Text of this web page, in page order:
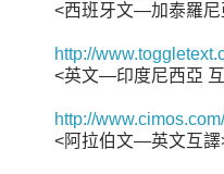
<西班牙文—加泰羅尼
http://
<英文—印度尼西亞
http://
<阿拉伯文—英文互譯